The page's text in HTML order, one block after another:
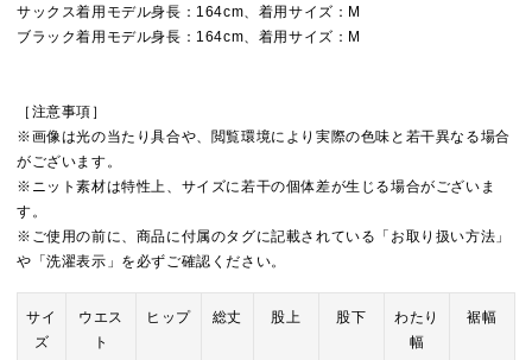
サックス着用モデル身長：164cm、着用サイズ：M
ブラック着用モデル身長：164cm、着用サイズ：M
［注意事項］
※画像は光の当たり具合や、閲覧環境により実際の色味と若干異なる場合
がございます。
※ニット素材は特性上、サイズに若干の個体差が生じる場合がございま
す。
※ご使用の前に、商品に付属のタグに記載されている「お取り扱い方法」
や「洗濯表示」を必ずご確認ください。
サイ
ズ
ウエス
ト
ヒップ 総丈 股上 股下
わたり
幅
裾幅